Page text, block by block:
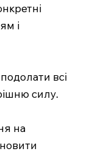
і
всі
силу.
на